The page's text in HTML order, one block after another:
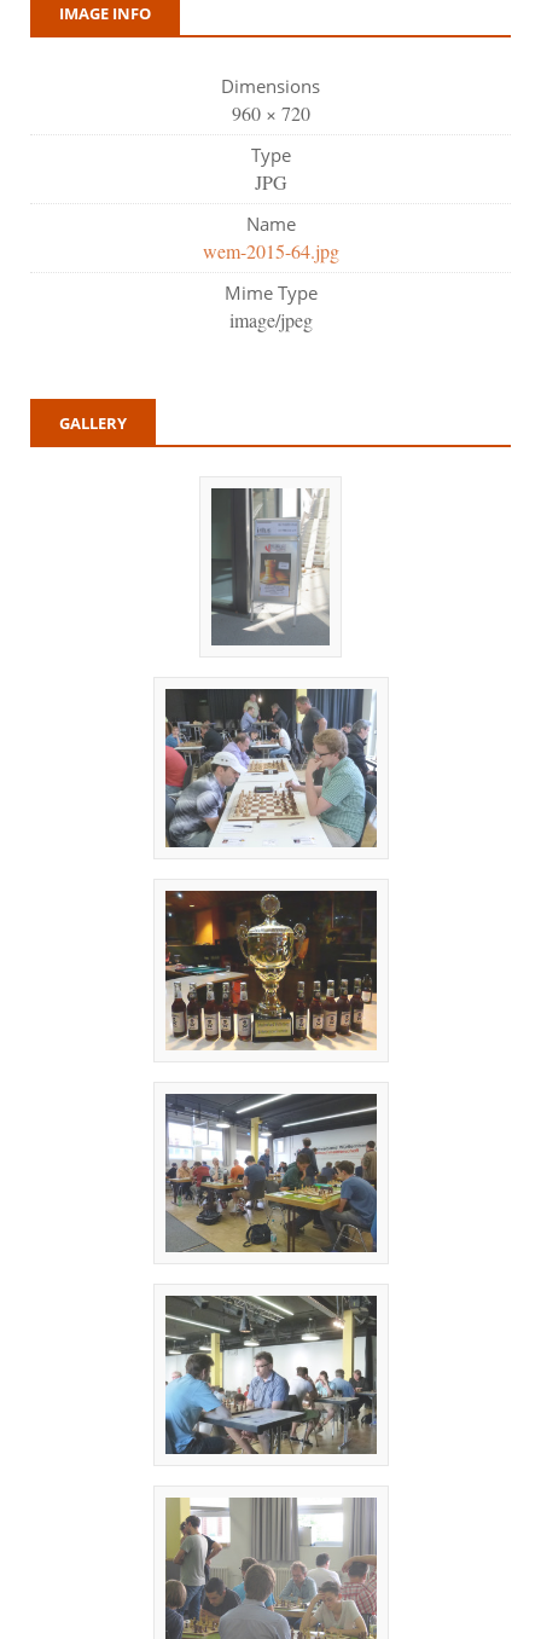
IMAGE INFO
Dimensions
960 × 720
Type
JPG
Name
wem-2015-64.jpg
Mime Type
image/jpeg
GALLERY